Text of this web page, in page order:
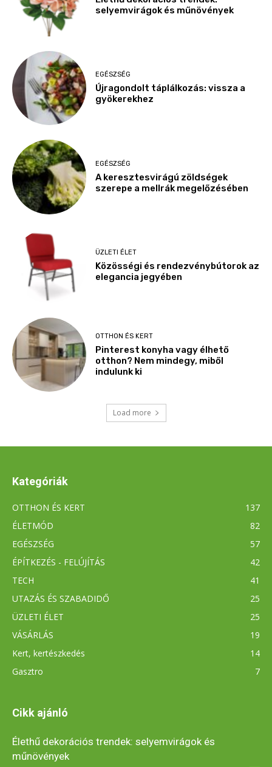
Kategóriák
OTTHON ÉS KERT
137
ÉLETMÓD
82
EGÉSZSÉG
57
ÉPÍTKEZÉS - FELÚJÍTÁS
42
TECH
41
UTAZÁS ÉS SZABADIDŐ
25
ÜZLETI ÉLET
25
VÁSÁRLÁS
19
Kert, kertészkedés
14
Gasztro
7
Cikk ajánló
Élethű dekorációs trendek: selyemvirágok és
műnövények